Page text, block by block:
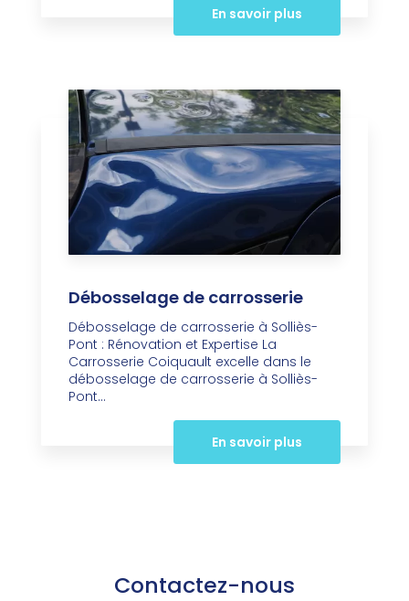
En savoir plus
Débosselage de carrosserie
Débosselage de carrosserie à Solliès-
Pont : Rénovation et Expertise La
Carrosserie Coiquault excelle dans le
débosselage de carrosserie à Solliès-
Pont...
En savoir plus
Contactez-nous